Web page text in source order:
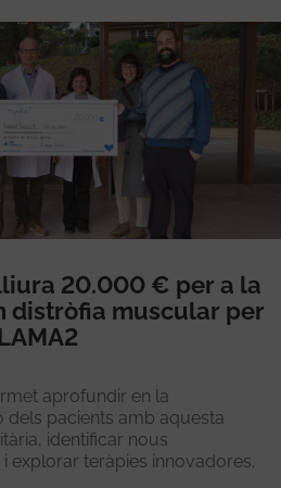
20.000 € per a la
distròfia muscular per
aprofundir en la
dels pacients amb aquesta
identificar nous
explorar teràpies innovadores.